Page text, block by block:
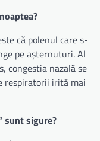
că polenul care s-
pe așternuturi. Al
congestia nazală se
respiratorii irită mai
sunt sigure?